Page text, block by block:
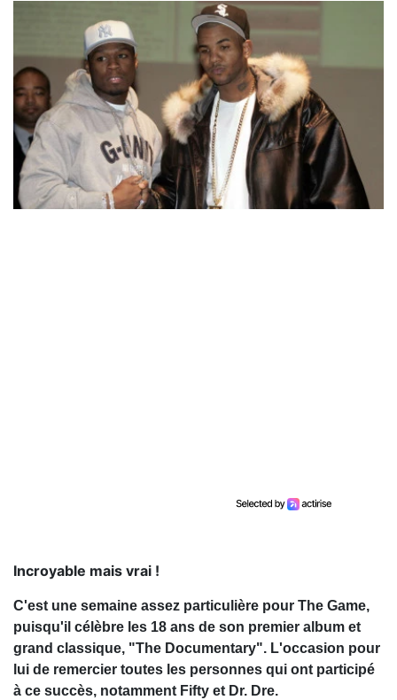
Incroyable mais vrai !
C'est une semaine assez particulière pour The Game,
puisqu'il célèbre les 18 ans de son premier album et
grand classique, "The Documentary". L'occasion pour
lui de remercier toutes les personnes qui ont participé
à ce succès, notamment Fifty et Dr. Dre.